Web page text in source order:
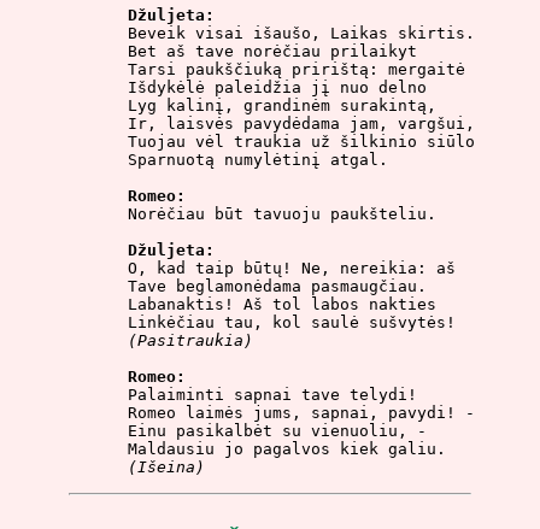
Džuljeta:
Beveik visai išaušo, Laikas skirtis.
Bet aš tave norėčiau prilaikyt
Tarsi paukščiuką pririštą: mergaitė
Išdykėlė paleidžia jį nuo delno
Lyg kalinį, grandinėm surakintą,
Ir, laisvės pavydėdama jam, vargšui,
Tuojau vėl traukia už šilkinio siūlo
Sparnuotą numylėtinį atgal.
Romeo:
Norėčiau būt tavuoju paukšteliu.
Džuljeta:
O, kad taip būtų! Ne, nereikia: aš
Tave beglamonėdama pasmaugčiau.
Labanaktis! Aš tol labos nakties
(Pasitraukia)
Romeo:
Palaiminti sapnai tave telydi!
Romeo laimės jums, sapnai, pavydi! -
Einu pasikalbėt su vienuoliu, -
(Išeina)